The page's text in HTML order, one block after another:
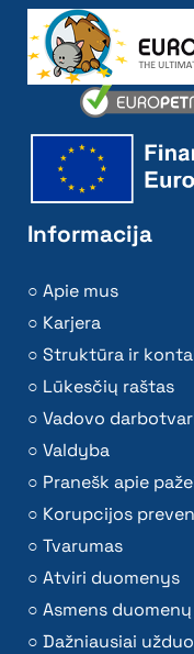
Informacija
Apie mus
Karjera
Struktūra ir
Lūkesčių raštas
Vadovo
Valdyba
Pranešk apie
Korupcijos
Tvarumas
Atviri duomenys
Asmens
Dažniausiai